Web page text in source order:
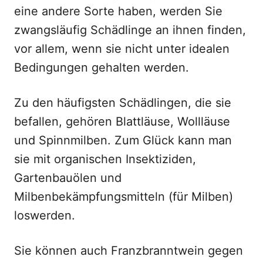
eine andere Sorte haben, werden Sie
zwangsläufig Schädlinge an ihnen finden,
vor allem, wenn sie nicht unter idealen
Bedingungen gehalten werden.
Zu den häufigsten Schädlingen, die sie
befallen, gehören Blattläuse, Wollläuse
und Spinnmilben. Zum Glück kann man
sie mit organischen Insektiziden,
Gartenbauölen und
Milbenbekämpfungsmitteln (für Milben)
loswerden.
Sie können auch Franzbranntwein gegen